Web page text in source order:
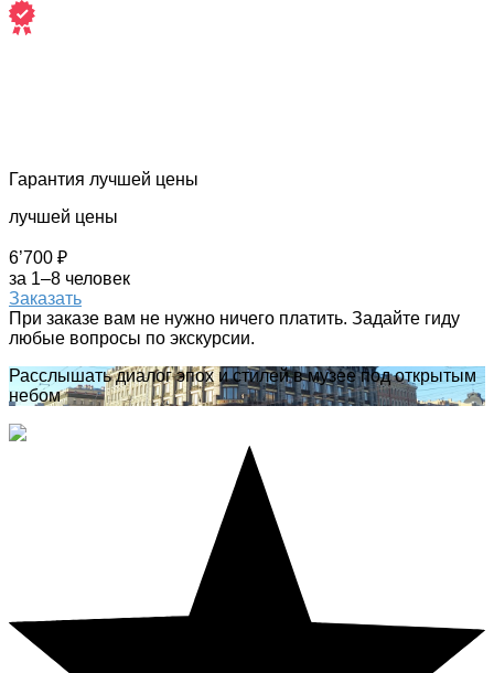
Гарантия лучшей цены
лучшей цены
6’700 ₽
за 1–8 человек
Заказать
При заказе вам не нужно ничего платить. Задайте гиду
любые вопросы по экскурсии.
Расслышать диалог эпох и стилей в музее под открытым
небом